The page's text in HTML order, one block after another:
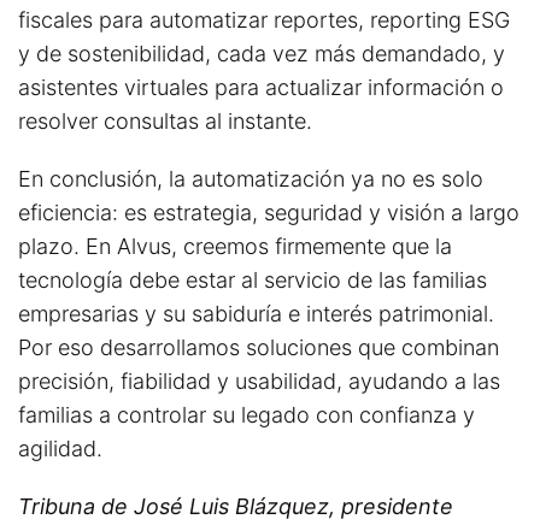
fiscales para automatizar reportes, reporting ESG
y de sostenibilidad, cada vez más demandado, y
asistentes virtuales para actualizar información o
resolver consultas al instante.
En conclusión, la automatización ya no es solo
eficiencia: es estrategia, seguridad y visión a largo
plazo. En Alvus, creemos firmemente que la
tecnología debe estar al servicio de las familias
empresarias y su sabiduría e interés patrimonial.
Por eso desarrollamos soluciones que combinan
precisión, fiabilidad y usabilidad, ayudando a las
familias a controlar su legado con confianza y
agilidad.
Tribuna de José Luis Blázquez, presidente